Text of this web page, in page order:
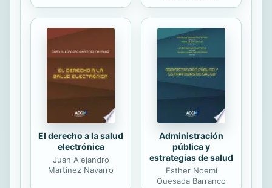
El derecho a la salud
electrónica
Juan Alejandro
Martínez Navarro
Administración
pública y
estrategias de salud
Esther Noemí
Quesada Barranco